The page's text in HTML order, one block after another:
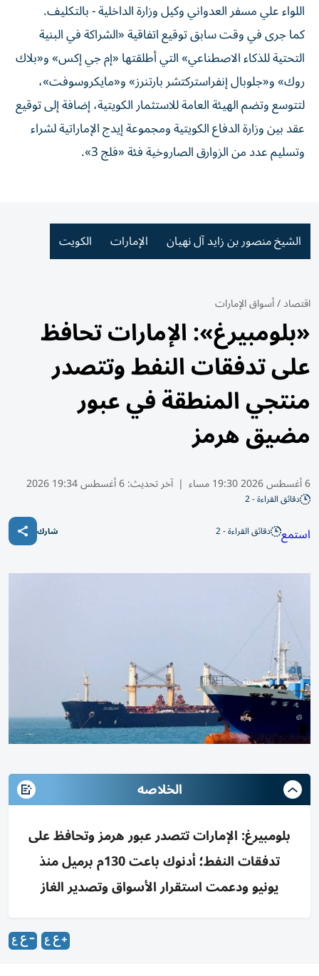
اللواء علي مسفر العدواني وكيل وزارة الداخلية - بالتكليف.
كما جرى في وقت سابق توقيع اتفاقية «الشراكة في البنية
التحتية للذكاء الاصطناعي» التي أطلقتها «إم جي إكس» و«بلاك
روك» و«جلوبال إنفراستركتشر بارتنرز» و«مايكروسوفت»،
لتتوسع وتضم الهيئة العامة للاستثمار الكويتية، إضافة إلى توقيع
عقد بين وزارة الدفاع الكويتية ومجموعة إيدج الإماراتية لشراء
وتسليم عدد من الزوارق الصاروخية فئة «فلج 3».
الشيخ منصور بن زايد آل نهيان الإمارات الكويت
اقتصاد/أسواق الإمارات
«بلومبيرغ»: الإمارات تحافظ
على تدفقات النفط وتتصدر
منتجي المنطقة في عبور
مضيق هرمز
6 أغسطس 2026 19:30 مساء | آخر تحديث:6 أغسطس 19:34 2026
دقائق القراءة - 2
استمع دقائق القراءة - 2 شارك
الخلاصه
بلومبيرغ: الإمارات تتصدر عبور هرمز وتحافظ على
تدفقات النفط؛ أدنوك باعت 130م برميل منذ
يونيو ودعمت استقرار الأسواق وتصدير الغاز